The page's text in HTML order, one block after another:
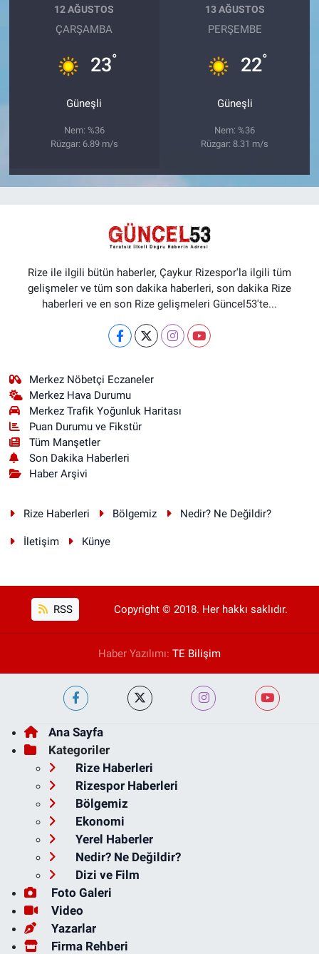
12 AĞUSTOS
ÇARŞAMBA
23°
Güneşli
Nem: %36
Rüzgar: 6.89 m/s
13 AĞUSTOS
PERŞEMBE
22°
Güneşli
Nem: %36
Rüzgar: 8.31 m/s
Rize ile ilgili bütün haberler, Çaykur Rizespor'la ilgili tüm
gelişmeler ve tüm son dakika haberleri, son dakika Rize
haberleri ve en son Rize gelişmeleri Güncel53'te...
Merkez Nöbetçi Eczaneler
Merkez Hava Durumu
Merkez Trafik Yoğunluk Haritası
Puan Durumu ve Fikstür
Tüm Manşetler
Son Dakika Haberleri
Haber Arşivi
Rize Haberleri Bölgemiz Nedir? Ne Değildir?
İletişim Künye
RSS Copyright © 2018. Her hakkı saklıdır.
Haber Yazılımı: TE Bilişim
Ana Sayfa
Kategoriler
Rize Haberleri
Rizespor Haberleri
Bölgemiz
Ekonomi
Yerel Haberler
Nedir? Ne Değildir?
Dizi ve Film
Foto Galeri
Video
Yazarlar
Firma Rehberi